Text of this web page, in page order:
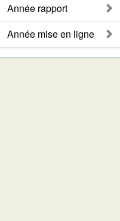
Année rapport
Année mise en ligne